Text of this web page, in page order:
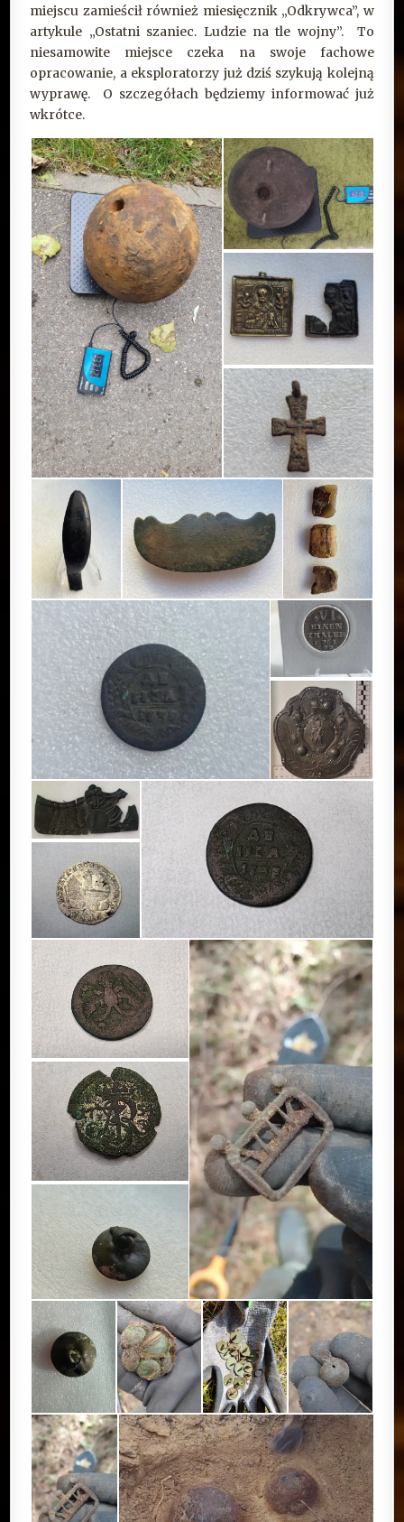
miejscu zamieścił również miesięcznik „Odkrywca”, w
artykule „Ostatni szaniec. Ludzie na tle wojny”. To
niesamowite miejsce czeka na swoje fachowe
opracowanie, a eksploratorzy już dziś szykują kolejną
wyprawę. O szczegółach będziemy informować już
wkrótce.